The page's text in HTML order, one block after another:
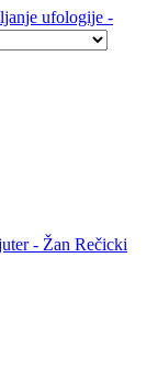
ufologije -
- Žan Rečicki